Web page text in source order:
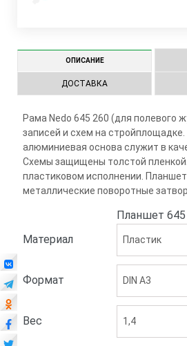
ОПИСАНИЕ
ДОСТАВКА
Рама Nedo 645 260 (для полевого
записей и схем на
алюминиевая основа служит в
Схемы защищены толстой
пластиковом исполнении.
металлические поворотные
Планшет
Материал
Пластик
Формат DIN A3
Вес 1,4